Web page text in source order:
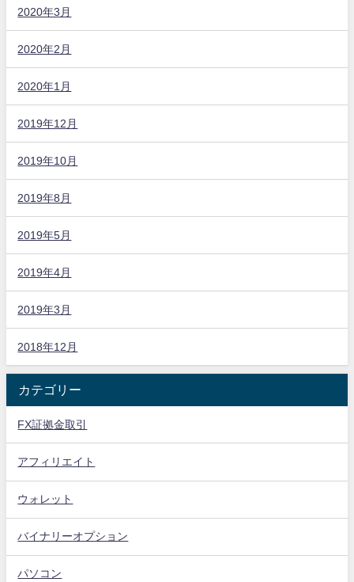
2020年3月
2020年2月
2020年1月
2019年12月
2019年10月
2019年8月
2019年5月
2019年4月
2019年3月
2018年12月
カテゴリー
FX証拠金取引
アフィリエイト
ウォレット
バイナリーオプション
パソコン